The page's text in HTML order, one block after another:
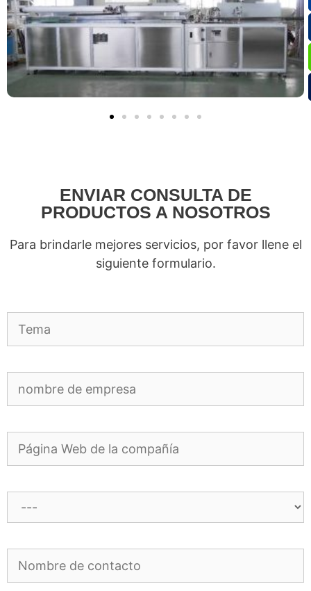
ENVIAR CONSULTA DE
PRODUCTOS A NOSOTROS
Para brindarle mejores servicios, por favor llene el
siguiente formulario.